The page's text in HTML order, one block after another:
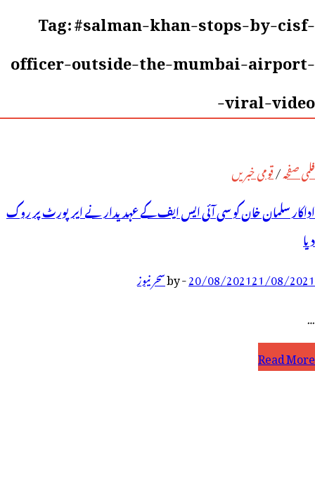
Tag:#salman-khan-stops-by-cisf-
officer-outside-the-mumbai-airport-
viral-video-
فلمی صفحہ/قومی خبریں
اداکار سلمان خان کو سی آئی ایس ایف کے عہدیدار نے ایرپورٹ پر روک
دیا
20/08/202121/08/2021
-
byسحر نیوز
…
اداکار
Read More